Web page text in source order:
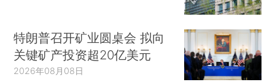
特朗普召开矿业圆桌会 拟向
关键矿产投资超20亿美元
2026年08月08日